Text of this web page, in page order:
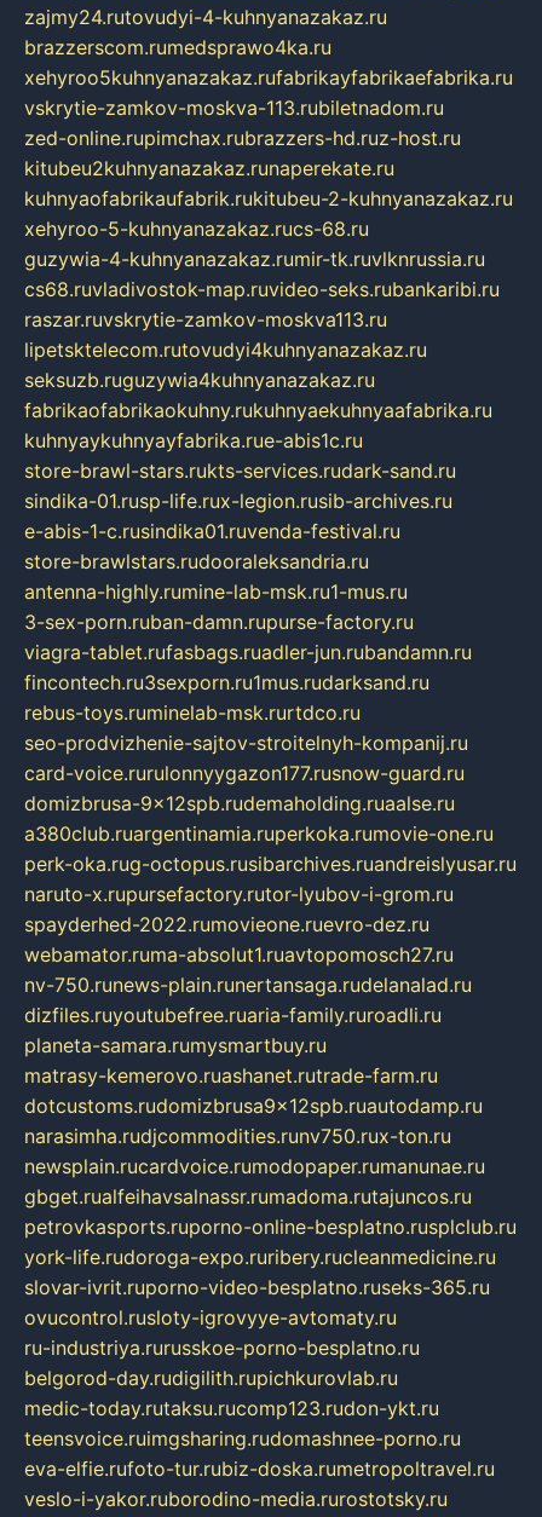
zajmy24.rutovudyi-4-kuhnyanazakaz.ru
brazzerscom.rumedsprawo4ka.ru
xehyroo5kuhnyanazakaz.rufabrikayfabrikaefabrika.ru
vskrytie-zamkov-moskva-113.rubiletnadom.ru
zed-online.rupimchax.rubrazzers-hd.ruz-host.ru
kitubeu2kuhnyanazakaz.runaperekate.ru
kuhnyaofabrikaufabrik.rukitubeu-2-kuhnyanazakaz.ru
xehyroo-5-kuhnyanazakaz.rucs-68.ru
guzywia-4-kuhnyanazakaz.rumir-tk.ruvlknrussia.ru
cs68.ruvladivostok-map.ruvideo-seks.rubankaribi.ru
raszar.ruvskrytie-zamkov-moskva113.ru
lipetsktelecom.rutovudyi4kuhnyanazakaz.ru
seksuzb.ruguzywia4kuhnyanazakaz.ru
fabrikaofabrikaokuhny.rukuhnyaekuhnyaafabrika.ru
kuhnyaykuhnyayfabrika.rue-abis1c.ru
store-brawl-stars.rukts-services.rudark-sand.ru
sindika-01.rusp-life.rux-legion.rusib-archives.ru
e-abis-1-c.rusindika01.ruvenda-festival.ru
store-brawlstars.rudooraleksandria.ru
antenna-highly.rumine-lab-msk.ru1-mus.ru
3-sex-porn.ruban-damn.rupurse-factory.ru
viagra-tablet.rufasbags.ruadler-jun.rubandamn.ru
fincontech.ru3sexporn.ru1mus.rudarksand.ru
rebus-toys.ruminelab-msk.rurtdco.ru
seo-prodvizhenie-sajtov-stroitelnyh-kompanij.ru
card-voice.rurulonnyygazon177.rusnow-guard.ru
domizbrusa-9x12spb.rudemaholding.ruaalse.ru
a380club.ruargentinamia.ruperkoka.rumovie-one.ru
perk-oka.rug-octopus.rusibarchives.ruandreislyusar.ru
naruto-x.rupursefactory.rutor-lyubov-i-grom.ru
spayderhed-2022.rumovieone.ruevro-dez.ru
webamator.ruma-absolut1.ruavtopomosch27.ru
nv-750.runews-plain.runertansaga.rudelanalad.ru
dizfiles.ruyoutubefree.ruaria-family.ruroadli.ru
planeta-samara.rumysmartbuy.ru
matrasy-kemerovo.ruashanet.rutrade-farm.ru
dotcustoms.rudomizbrusa9x12spb.ruautodamp.ru
narasimha.rudjcommodities.runv750.rux-ton.ru
newsplain.rucardvoice.rumodopaper.rumanunae.ru
gbget.rualfeihavsalnassr.rumadoma.rutajuncos.ru
petrovkasports.ruporno-online-besplatno.rusplclub.ru
york-life.rudoroga-expo.ruribery.rucleanmedicine.ru
slovar-ivrit.ruporno-video-besplatno.ruseks-365.ru
ovucontrol.rusloty-igrovyye-avtomaty.ru
ru-industriya.rurusskoe-porno-besplatno.ru
belgorod-day.rudigilith.rupichkurovlab.ru
medic-today.rutaksu.rucomp123.rudon-ykt.ru
teensvoice.ruimgsharing.rudomashnee-porno.ru
eva-elfie.rufoto-tur.rubiz-doska.rumetropoltravel.ru
veslo-i-yakor.ruborodino-media.rurostotsky.ru